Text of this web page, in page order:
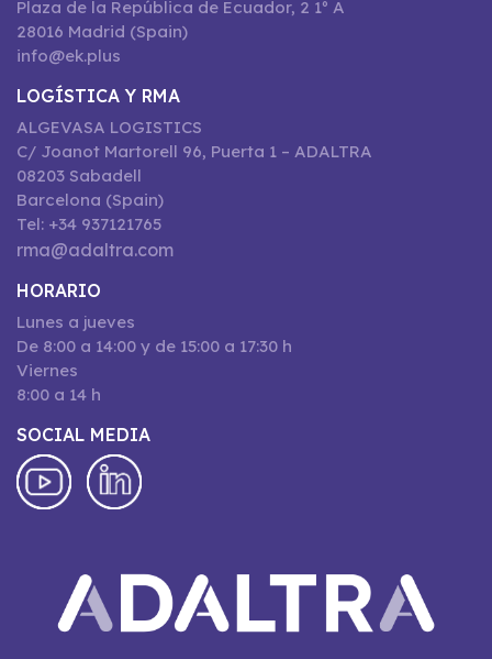
Plaza de la República de Ecuador, 2 1º A
28016 Madrid (Spain)
info@ek.plus
LOGÍSTICA Y RMA
ALGEVASA LOGISTICS
C/ Joanot Martorell 96, Puerta 1 – ADALTRA
08203 Sabadell
Barcelona (Spain)
Tel: +34 937121765
rma@adaltra.com
HORARIO
Lunes a jueves
De 8:00 a 14:00 y de 15:00 a 17:30 h
Viernes
8:00 a 14 h
SOCIAL MEDIA